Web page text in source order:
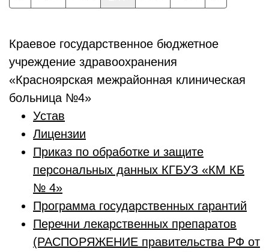
Краевое государственное бюджетное
учреждение здравоохранения
«Красноярская межрайонная клиническая
больница №4»
Устав
Лицензии
Приказ по обработке и защите
персональных данных КГБУЗ «КМ КБ
№ 4»
Программа государственных гарантий
Перечни лекарственных препаратов
(РАСПОРЯЖЕНИЕ правительства РФ от